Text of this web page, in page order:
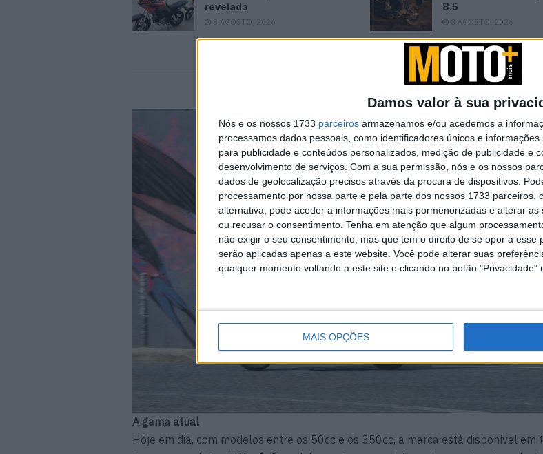
Damos valor à sua
Nós e os nossos 1733 parceiros armazenamos e/ou acedemos a
processamos dados pessoais, como identificadores únicos e
para publicidade e conteúdos personalizados, medição de publicidade e
desenvolvimento de serviços. Com a sua permissão, nós e os nossos
dados de geolocalização precisos através da procura de dispositivos.
processamento por nossa parte e pela parte dos nossos 1733 parceiros,
alternativa, pode aceder a informações mais pormenorizadas e alterar
ou recusar o consentimento. Tenha em atenção que algum
não exigir o seu consentimento, mas que tem o direito de se opor a esse
serão aplicadas apenas a este website. Você pode alterar suas
qualquer momento voltando a este site e clicando no botão "Privacidade"
MAIS OPÇÕES
revelada
8 AGOSTO, 2026
8.5
8 AGOSTO, 2026
A gama atual
Hoje em dia, com modelos entre os 50cc e os 350cc, a marca está disponível em